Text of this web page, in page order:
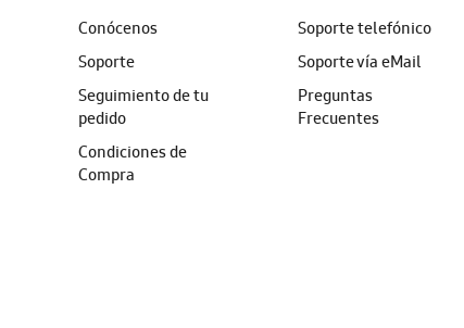
Conócenos
Soporte
Seguimiento de tu
pedido
Condiciones de
Compra
Soporte telefónico
Soporte vía eMail
Preguntas
Frecuentes